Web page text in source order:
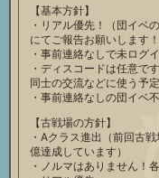
【基本方針】
・リアル優先！（団イベ
にてご報告お願いします！
・事前連絡なしで未ログ
・ディスコードは任意で
同士の交流などに使う予
・事前連絡なしの団イベ
【古戦場の方針】
・Aクラス進出（前回古
億達成しています）
・ノルマはありません！